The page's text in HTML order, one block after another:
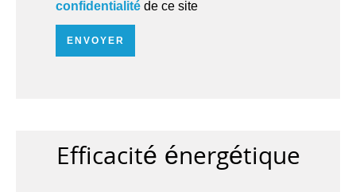
confidentialité de ce site
ENVOYER
Efficacité énergétique